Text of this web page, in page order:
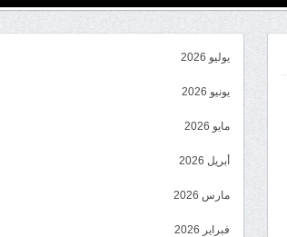
يوليو 2026
يونيو 2026
مايو 2026
أبريل 2026
مارس 2026
فبراير 2026